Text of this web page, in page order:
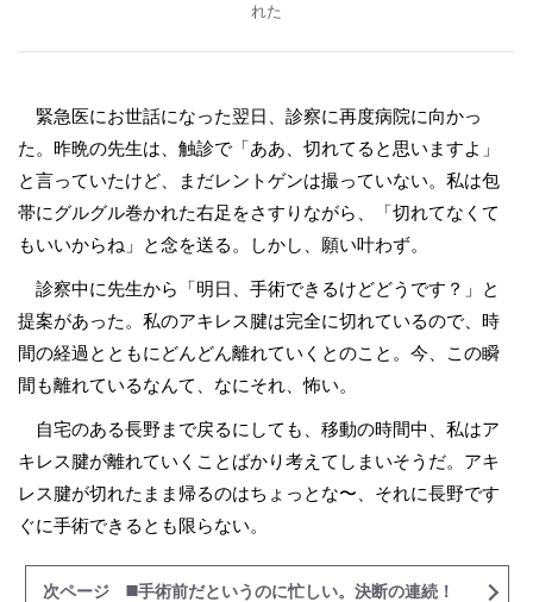
れた
緊急医にお世話になった翌日、診察に再度病院に向かっ
た。昨晩の先生は、触診で「ああ、切れてると思いますよ」
と言っていたけど、まだレントゲンは撮っていない。私は包
帯にグルグル巻かれた右足をさすりながら、「切れてなくて
もいいからね」と念を送る。しかし、願い叶わず。
診察中に先生から「明日、手術できるけどどうです？」と
提案があった。私のアキレス腱は完全に切れているので、時
間の経過とともにどんどん離れていくとのこと。今、この瞬
間も離れているなんて、なにそれ、怖い。
自宅のある長野まで戻るにしても、移動の時間中、私はア
キレス腱が離れていくことばかり考えてしまいそうだ。アキ
レス腱が切れたまま帰るのはちょっとな〜、それに長野です
ぐに手術できるとも限らない。
次ページ ◼️手術前だというのに忙しい。決断の連続！